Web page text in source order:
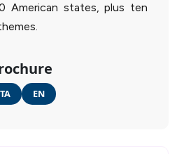
American states, plus ten
EN